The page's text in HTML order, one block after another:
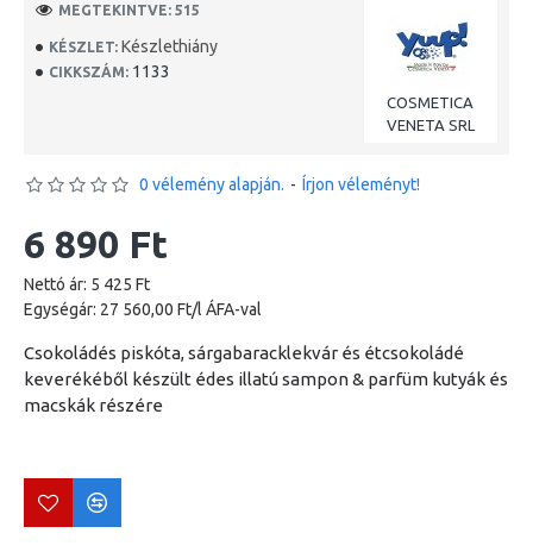
KÉSZLET: Készlethiány
CIKKSZÁM: 1133
COSMETICA
VENETA SRL
MEGTEKINTVE: 515
0 vélemény alapján. - Írjon véleményt!
6 890 Ft
Nettó ár: 5 425 Ft
Egységár: 27 560,00 Ft/l ÁFA-val
Csokoládés piskóta, sárgabaracklekvár és étcsokoládé
keverékéből készült édes illatú sampon & parfüm kutyák és
macskák részére